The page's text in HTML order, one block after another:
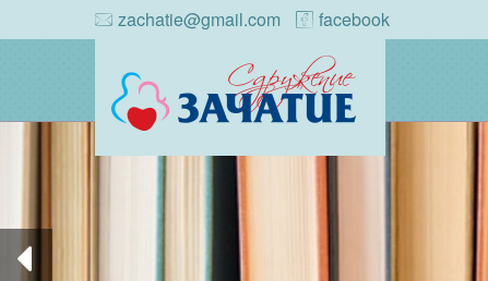
zachatie@gmail.com facebook